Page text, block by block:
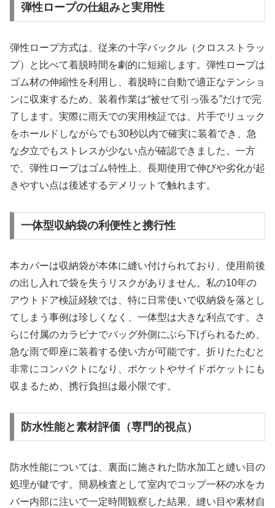
弾性ロープの仕組みと実用性
弾性ロープ方式は、従来の十字バックル（クロスストラッ
プ）と比べて着脱時間を劇的に短縮します。弾性ロープは
ゴム材の伸縮性を利用し、着脱時に自動で適正なテンショ
ンに収束するため、装着作業は“被せて引っ張る”だけで完
了します。実際に雨天での実用検証では、片手でリュック
をホールドしながらでも30秒以内で確実に装着でき、急
な夕立でもストレスが少ない点が確認できました。一方
で、弾性ロープはゴム特性上、長期使用で伸びや劣化が起
きやすい点は後述するデメリットで触れます。
一体型収納袋の利便性と携行性
本カバーは収納袋が本体に縫い付けられており、使用前後
の出し入れで袋を失うリスクがありません。私の10年の
アウトドア検証経験では、特に日常使いで収納袋を落とし
てしまう事例は珍しくなく、一体型は大きな利点です。さ
らに付属のカラビナでバッグ外側にぶら下げられるため、
急な雨で即座に装着する使い方が可能です。折りたたむと
非常にコンパクトになり、ポケットやサイドポケットにも
収まるため、携行負担は最小限です。
防水性能と素材評価（専門的視点）
防水性能については、裏面に施された防水加工と縫い目の
処理が鍵です。簡易検査として室内でコップ一杯の水をカ
バー内部に注いで一定時間観察した結果、縫い目や素材自